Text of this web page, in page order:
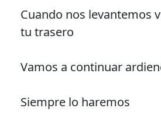
Cuando nos levantemos
tu trasero
Vamos a continuar
Siempre lo haremos